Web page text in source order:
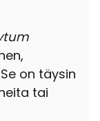
on täysin
tai